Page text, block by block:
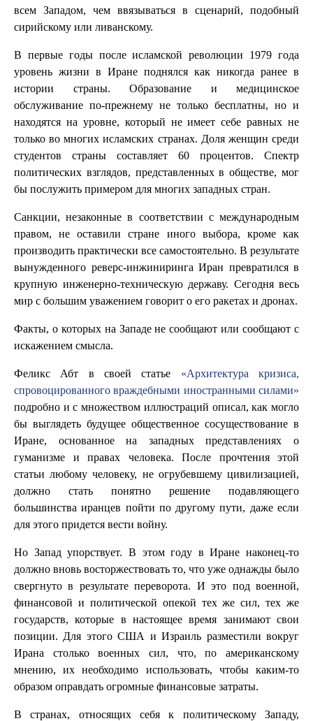
всем Западом, чем ввязываться в сценарий, подобный
сирийскому или ливанскому.
В первые годы после исламской революции 1979 года
уровень жизни в Иране поднялся как никогда ранее в
истории страны. Образование и медицинское
обслуживание по-прежнему не только бесплатны, но и
находятся на уровне, который не имеет себе равных не
только во многих исламских странах. Доля женщин среди
студентов страны составляет 60 процентов. Спектр
политических взглядов, представленных в обществе, мог
бы послужить примером для многих западных стран.
Санкции, незаконные в соответствии с международным
правом, не оставили стране иного выбора, кроме как
производить практически все самостоятельно. В результате
вынужденного реверс-инжиниринга Иран превратился в
крупную инженерно-техническую державу. Сегодня весь
мир с большим уважением говорит о его ракетах и дронах.
Факты, о которых на Западе не сообщают или сообщают с
искажением смысла.
Феликс Абт в своей статье «Архитектура кризиса,
спровоцированного враждебными иностранными силами»
подробно и с множеством иллюстраций описал, как могло
бы выглядеть будущее общественное сосуществование в
Иране, основанное на западных представлениях о
гуманизме и правах человека. После прочтения этой
статьи любому человеку, не огрубевшему цивилизацией,
должно стать понятно решение подавляющего
большинства иранцев пойти по другому пути, даже если
для этого придется вести войну.
Но Запад упорствует. В этом году в Иране наконец-то
должно вновь восторжествовать то, что уже однажды было
свергнуто в результате переворота. И это под военной,
финансовой и политической опекой тех же сил, тех же
государств, которые в настоящее время занимают свои
позиции. Для этого США и Израиль разместили вокруг
Ирана столько военных сил, что, по американскому
мнению, их необходимо использовать, чтобы каким-то
образом оправдать огромные финансовые затраты.
В странах, относящих себя к политическому Западу,